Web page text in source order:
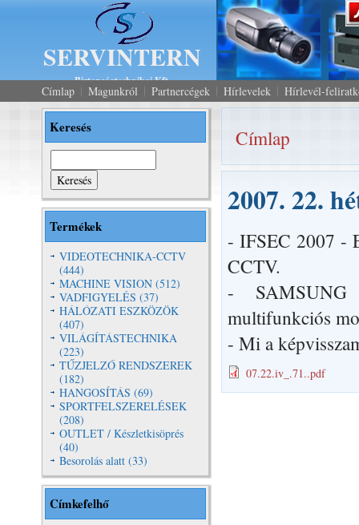
SERVINTERN
Biztonságtechnikai Kft.
Címlap Magunkról Partnercégek Hírlevelek Hírlevél-
Keresés
Termékek
VIDEOTECHNIKA-CCTV
(444)
MACHINE VISION (512)
VADFIGYELÉS (37)
HÁLÓZATI ESZKÖZÖK
(407)
VILÁGÍTÁSTECHNIKA
(223)
TŰZJELZŐ RENDSZEREK
(182)
HANGOSÍTÁS (69)
SPORTFELSZERELÉSEK
(208)
OUTLET / Készletkisöprés
(40)
Besorolás alatt (33)
Címkefelhő
Jelenlegi hely
Címlap
2007. 22.
- IFSEC 2007 -
CCTV.
-
multifunkciós
- Mi a
07.22.iv_.71..pdf